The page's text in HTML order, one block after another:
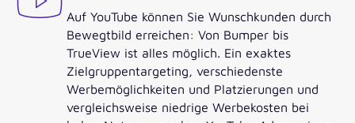
Auf YouTube können Sie Wunschkunden durch
Bewegtbild erreichen: Von Bumper bis
TrueView ist alles möglich. Ein exaktes
Zielgruppentargeting, verschiedenste
Werbemöglichkeiten und Platzierungen und
vergleichsweise niedrige Werbekosten bei